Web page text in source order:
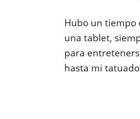
Hubo un tiempo
una tablet,
para
hasta mi